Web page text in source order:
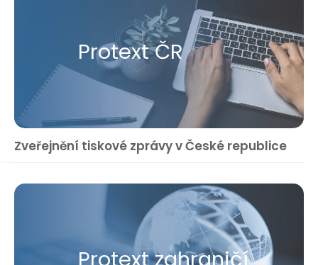
Protext ČR
Zveřejnění tiskové zprávy v České republice
Protext zahraničí